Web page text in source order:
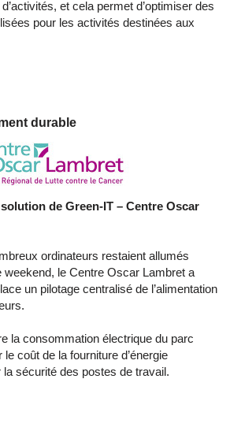
et cela permet d’optimiser des
pour les activités destinées aux
durable
de Green-IT – Centre Oscar
ordinateurs restaient allumés
weekend, le Centre Oscar Lambret a
un pilotage centralisé de l’alimentation
la consommation électrique du parc
coût de la fourniture d’énergie
sécurité des postes de travail.